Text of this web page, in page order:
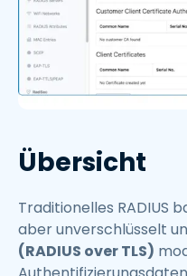
Übersicht
Traditionelles RADIUS
aber unverschlüsselt
(RADIUS over TLS)